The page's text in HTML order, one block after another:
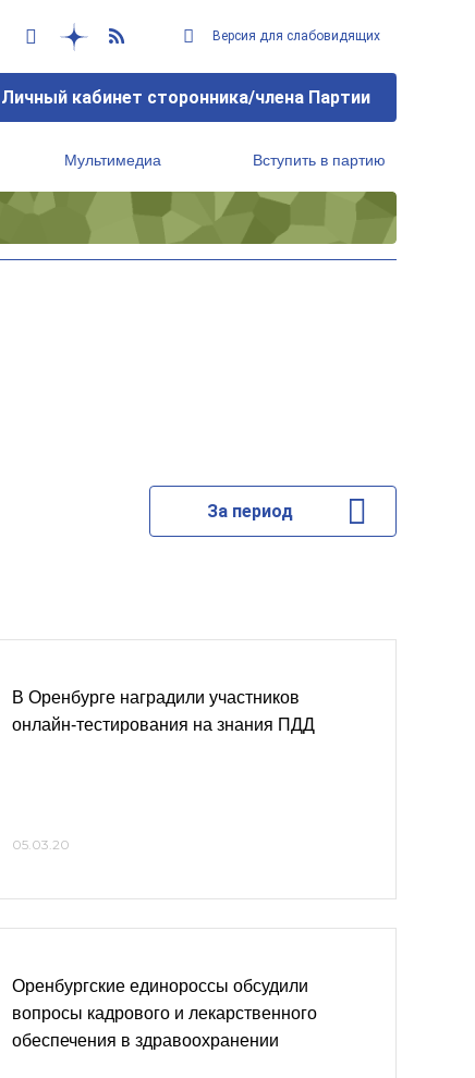
Версия для слабовидящих
Личный кабинет сторонника/члена Партии
Мультимедиа Вступить в партию
За период
В Оренбурге наградили участников
онлайн-тестирования на знания ПДД
05.03.20
Оренбургские единороссы обсудили
вопросы кадрового и лекарственного
обеспечения в здравоохранении